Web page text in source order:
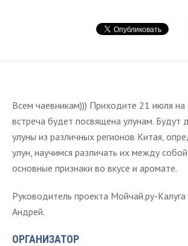
Всем чаевникам))) Приходите 21 июля
встреча будет посвящена улунам. Будут
улуны из различных регионов Китая,
улун, научимся различать их между
основные признаки во вкусе и аромате.
Руководитель проекта Мойчай.ру-
Андрей.
ОРГАНИЗАТОР